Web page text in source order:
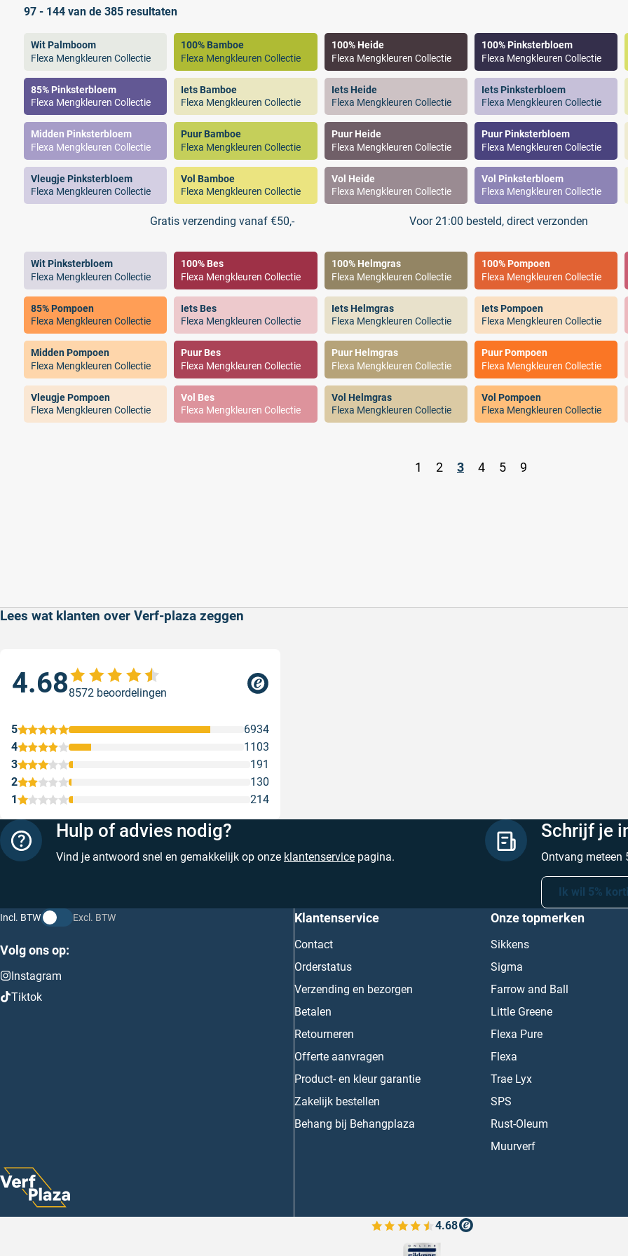
97 - 144 van de 385 resultaten
Wit Palmboom
Flexa Mengkleuren Collectie
100% Bamboe
Flexa Mengkleuren Collectie
100% Heide
Flexa Mengkleuren Collectie
100% Pinksterbloem
Flexa Mengkleuren Collectie
85% Pinksterbloem
Flexa Mengkleuren Collectie
Iets Bamboe
Flexa Mengkleuren Collectie
Iets Heide
Flexa Mengkleuren Collectie
Iets Pinksterbloem
Flexa Mengkleuren Collectie
Midden Pinksterbloem
Flexa Mengkleuren Collectie
Puur Bamboe
Flexa Mengkleuren Collectie
Puur Heide
Flexa Mengkleuren Collectie
Puur Pinksterbloem
Flexa Mengkleuren Collectie
Vleugje Pinksterbloem
Flexa Mengkleuren Collectie
Vol Bamboe
Flexa Mengkleuren Collectie
Vol Heide
Flexa Mengkleuren Collectie
Vol Pinksterbloem
Flexa Mengkleuren Collectie
Wit Pinksterbloem
Flexa Mengkleuren Collectie
100% Bes
Flexa Mengkleuren Collectie
100% Helmgras
Flexa Mengkleuren Collectie
100% Pompoen
Flexa Mengkleuren Collectie
85% Pompoen
Flexa Mengkleuren Collectie
Iets Bes
Flexa Mengkleuren Collectie
Iets Helmgras
Flexa Mengkleuren Collectie
Iets Pompoen
Flexa Mengkleuren Collectie
Midden Pompoen
Flexa Mengkleuren Collectie
Puur Bes
Flexa Mengkleuren Collectie
Puur Helmgras
Flexa Mengkleuren Collectie
Puur Pompoen
Flexa Mengkleuren Collectie
Vleugje Pompoen
Flexa Mengkleuren Collectie
Vol Bes
Flexa Mengkleuren Collectie
Vol Helmgras
Flexa Mengkleuren Collectie
Vol Pompoen
Flexa Mengkleuren Collectie
Gratis verzending vanaf €50,- Voor 21:00 besteld, direct verzonden
1 2 3 4 5 9
Lees wat klanten over Verf-plaza zeggen
4.688572 beoordelingen
1 214
2 130
3 191
4 1103
5 6934
Hulp of advies nodig?
Vind je antwoord snel en gemakkelijk op onze klantenservice pagina.
Schrijf je
Ontvang meteen
Ik wil 5%
Incl. BTW Excl. BTW
Volg ons op:
Instagram
Tiktok
Klantenservice
Contact
Orderstatus
Verzending en bezorgen
Betalen
Retourneren
Offerte aanvragen
Product- en kleur garantie
Zakelijk bestellen
Behang bij Behangplaza
Onze topmerken
Sikkens
Sigma
Farrow and Ball
Little Greene
Flexa Pure
Flexa
Trae Lyx
SPS
Rust-Oleum
Muurverf
4.68
Bekijk de verfplaza beoordelingen